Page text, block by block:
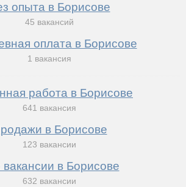
опыта в Борисове
45 вакансий
оплата в Борисове
1 вакансия
работа в Борисове
641 вакансия
в Борисове
123 вакансии
вакансии в Борисове
632 вакансии